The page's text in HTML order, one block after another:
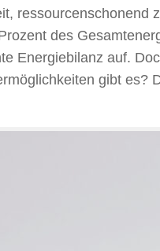
des
Energiebilanz auf.
gibt